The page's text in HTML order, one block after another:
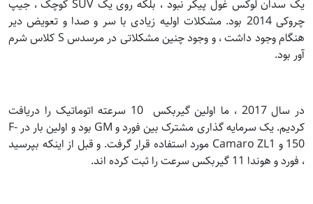
یک سدان لوکس غول پیکر نبود ، بلکه روی یک SUV کوچک ، جیپ
چروکی 2014 بود. مشکلات اولیه زیادی با سر و صدا و تعویض دیر
هنگام وجود داشت ، و وجود چنین مشکلاتی در مرسدس S کلاس شرم
آور بود.
در سال 2017 ، ما اولین گیربکس 10 سرعته اتوماتیک را دریافت
کردیم. یک سرمایه گذاری مشترک بین فورد و GM بود و اولین بار در F-
150 و Camaro ZL1 مورد استفاده قرار گرفت. و قبل از اینکه بپرسید
، فورد و هوندا 11 گیربکس سرعت را ثبت کرده اند.